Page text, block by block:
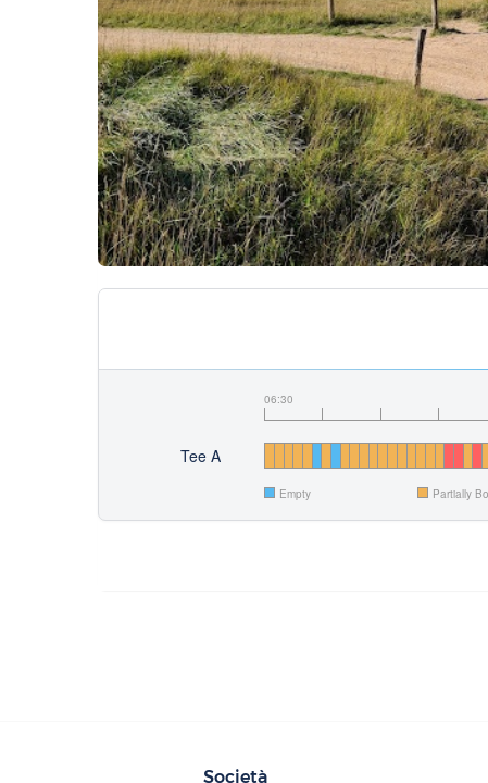
06:30
Tee A
Empty Partially
Società